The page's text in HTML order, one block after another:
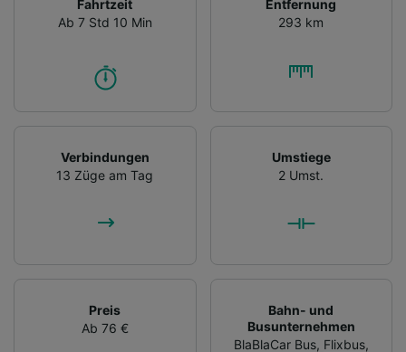
Fahrtzeit
Ab 7 Std 10 Min
Entfernung
293 km
Verbindungen
13 Züge am Tag
Umstiege
2 Umst.
Preis
Ab 76 €
Bahn- und
Busunternehmen
BlaBlaCar Bus, Flixbus,